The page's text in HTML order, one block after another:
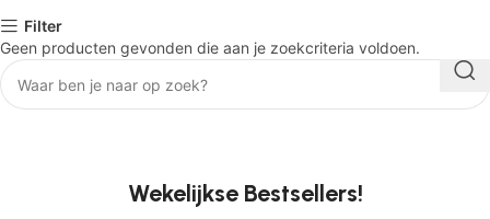
Filter
Geen producten gevonden die aan je zoekcriteria voldoen.
Wekelijkse Bestsellers!